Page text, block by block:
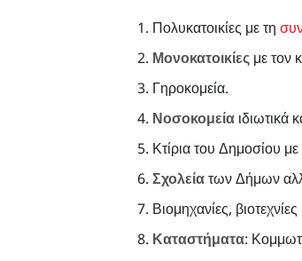
Πολυκατοικίες με τη
Μονοκατοικίες με τον
Γηροκομεία.
Νοσοκομεία ιδιωτικά
Κτίρια του Δημοσίου
Σχολείατων Δήμων
Βιομηχανίες, βιοτεχνίες
Καταστήματα: